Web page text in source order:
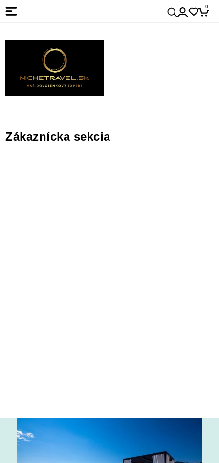
0
Zákaznícka sekcia